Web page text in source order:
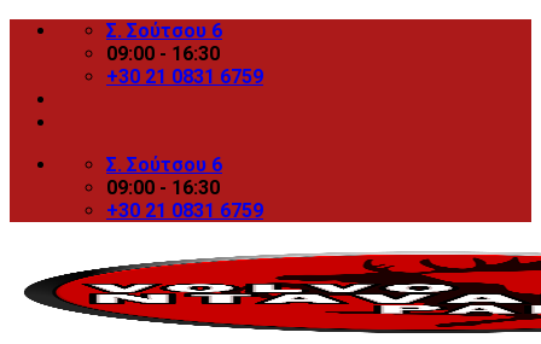
Skip
Σ. Σούτσου 6
09:00 - 16:30
+30 21 0831 6759
Σ. Σούτσου 6
09:00 - 16:30
+30 21 0831 6759